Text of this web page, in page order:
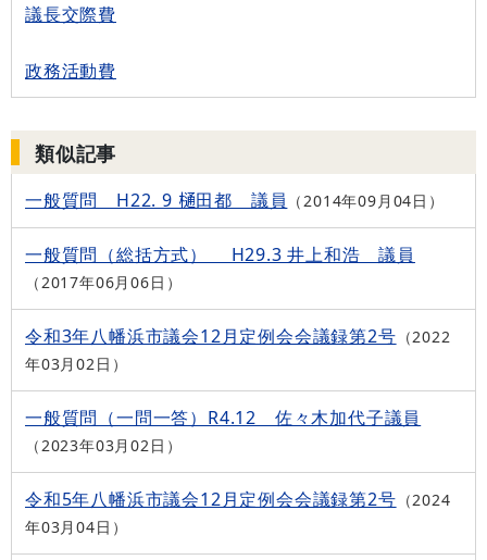
議長交際費
政務活動費
類似記事
一般質問 H22. 9 樋田都 議員 2014年09月04日
一般質問（総括方式） H29.3 井上和浩 議員
2017年06月06日
令和3年八幡浜市議会12月定例会会議録第2号
2022
年03月02日
一般質問（一問一答）R4.12 佐々木加代子議員
2023年03月02日
令和5年八幡浜市議会12月定例会会議録第2号
2024
年03月04日